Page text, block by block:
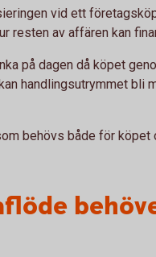
vid ett
resten av affären kan
på dagen då köpet
handlingsutrymmet bli
behövs både för